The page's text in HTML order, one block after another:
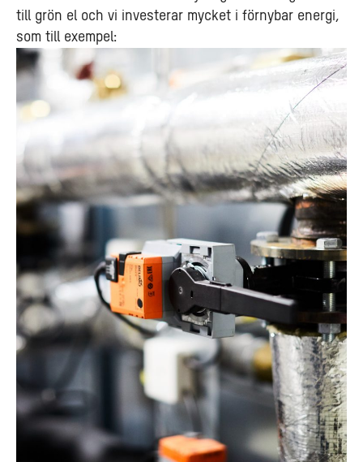
till grön el och vi investerar mycket i förnybar energi,
som till exempel: